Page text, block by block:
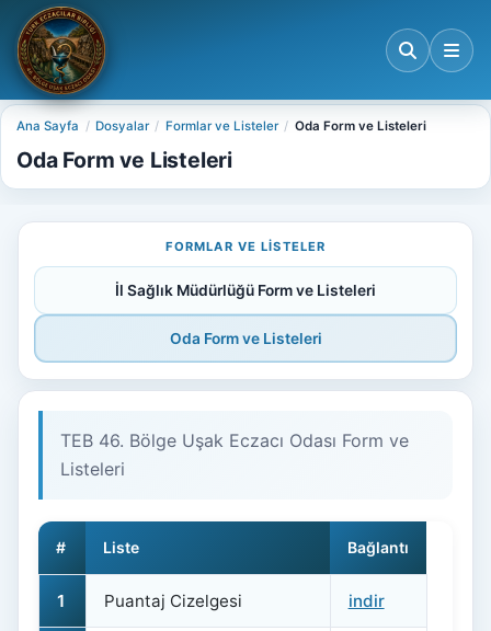
Ana Sayfa Dosyalar Formlar ve Listeler Oda Form ve Listeleri
Oda Form ve Listeleri
FORMLAR VE LISTELER
İl Sağlık Müdürlüğü Form ve Listeleri
Oda Form ve Listeleri
TEB 46. Bölge Uşak Eczacı Odası Form ve
Listeleri
# Liste Bağlantı
1 Puantaj Cizelgesi indir